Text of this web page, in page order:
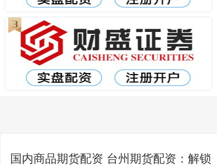
国内商品期货配资 台州期货配资：解锁